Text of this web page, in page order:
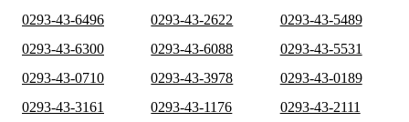
0293-43-6496
0293-43-2622
0293-43-5489
0293-43-6300
0293-43-6088
0293-43-5531
0293-43-0710
0293-43-3978
0293-43-0189
0293-43-3161
0293-43-1176
0293-43-2111